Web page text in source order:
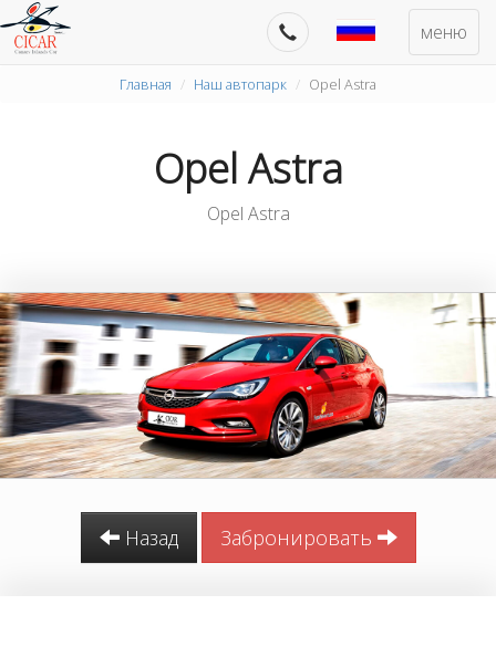
меню
Главная Наш автопарк Opel Astra
Opel Astra
Opel Astra
Назад Забронировать